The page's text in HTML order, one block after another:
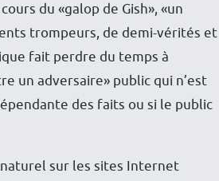
du «galop de Gish», «un
trompeurs, de demi-vérités et
fait perdre du temps à
un adversaire» public qui n’est
des faits ou si le public
sur les sites Internet